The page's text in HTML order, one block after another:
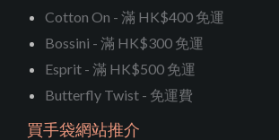
Cotton On - 滿 HK$400 免運
Bossini - 滿 HK$300 免運
Esprit - 滿 HK$500 免運
Butterfly Twist - 免運費
買手袋網站推介